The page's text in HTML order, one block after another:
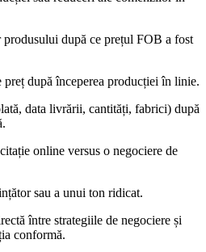
după ce prețul FOB a fost
după începerea producției în linie.
data livrării, cantități, fabrici) după
online versus o negociere de
sau a unui ton ridicat.
între strategiile de negociere și
conformă.